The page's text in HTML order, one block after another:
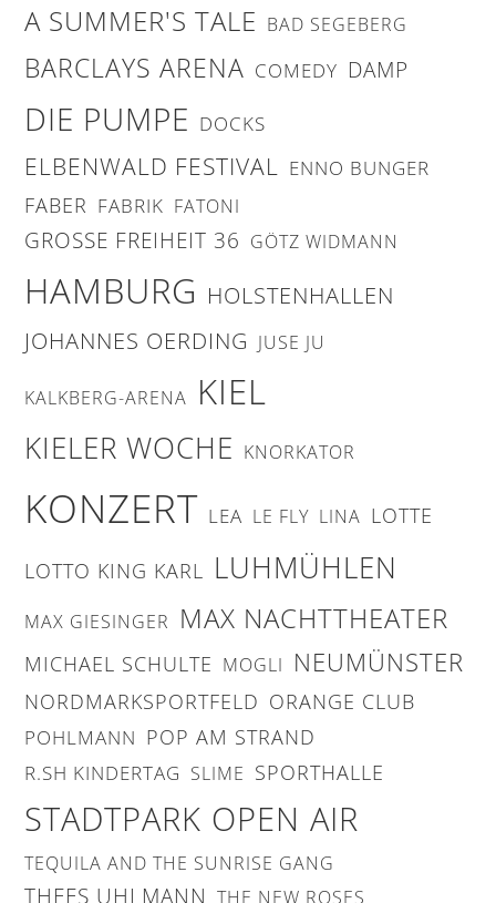
A SUMMER'S TALE BAD SEGEBERG
BARCLAYS ARENA COMEDY DAMP
DIE PUMPE DOCKS
ELBENWALD FESTIVAL ENNO BUNGER
FABER FABRIK FATONI
GROSSE FREIHEIT 36 GÖTZ WIDMANN
HAMBURG HOLSTENHALLEN
JOHANNES OERDING JUSE JU
KALKBERG-ARENA KIEL
KIELER WOCHE KNORKATOR
KONZERT LEA LE FLY LINA LOTTE
LOTTO KING KARL LUHMÜHLEN
MAX GIESINGER MAX NACHTTHEATER
MICHAEL SCHULTE MOGLI NEUMÜNSTER
NORDMARKSPORTFELD ORANGE CLUB
POHLMANN POP AM STRAND
R.SH KINDERTAG SLIME SPORTHALLE
STADTPARK OPEN AIR
TEQUILA AND THE SUNRISE GANG
THEES UHLMANN THE NEW ROSES